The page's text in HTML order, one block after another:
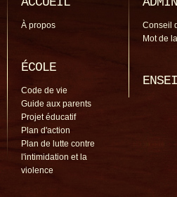
À propos
ÉCOLE
Code de vie
Guide aux parents
Projet éducatif
Plan d'action
Plan de lutte contre
l'intimidation et la
violence
Conseil
Mot de